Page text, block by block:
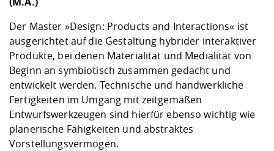
Vorbereitung
Checkliste zum
Studien- und
und Physik
Studieren in
Lebenslagen
Studentenwerk
Career Service
Lehren,
Weiterbilden im
Formulare und
Formulare und
FIS -
Prototyping und
Gründung und
Kooperationen
Kontakt &
Klimaschutz &
Gremien und
Landbau/
Maschinenbau
Angebote für
Kontakt und Anfahrt
Qualitätssicherung
Der Master »Design: Products and Interactions« ist
ausgerichtet auf die Gestaltung hybrider interaktiver
Produkte, bei denen Materialität und Medialität von
Beginn an symbiotisch zusammen gedacht und
entwickelt werden. Technische und handwerkliche
Fertigkeiten im Umgang mit zeitgemäßen
Entwurfswerkzeugen sind hierfür ebenso wichtig wie
planerische Fähigkeiten und abstraktes
Vorstellungsvermögen.